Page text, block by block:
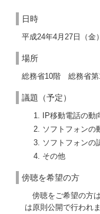
日時
平成24年4月27日（金
場所
総務省10階 総務省第
議題（予定）
IP移動電話の動
ソフトフォンの
ソフトフォンの
その他
傍聴を希望の方
傍聴をご希望の方
は原則公開で行われ